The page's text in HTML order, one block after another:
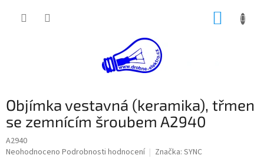
Objímka vestavná (keramika), třmen
se zemnícím šroubem A2940
A2940
Průměrné
Neohodnoceno Podrobnosti hodnocení Značka: SYNC